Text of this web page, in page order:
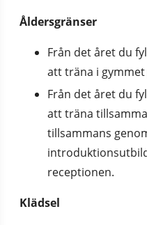
Åldersgränser
Från det året du
att träna i gymmet
Från det året du
att träna
tillsammans
receptionen.
Klädsel